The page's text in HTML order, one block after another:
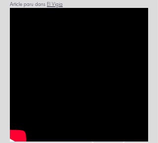
Article paru dans El Vigia